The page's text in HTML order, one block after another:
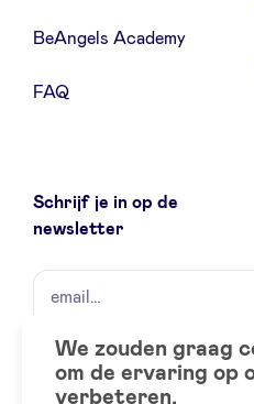
BeAngels Academy
FAQ
Schrijf je in op de
newsletter
naam
email
Social
LinkedIn
We zouden graag
om de ervaring op
verbeteren.